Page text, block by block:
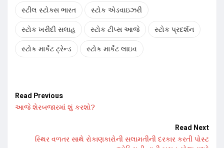
સ્ટીલ સ્ટોક્સ ભારત સ્ટોક એડવાઇઝરી
સ્ટોક ખરીદી સલાહ સ્ટોક ટીપ્સ આજે સ્ટોક પ્રદર્શન
સ્ટોક માર્કેટ ટ્રેન્ડ સ્ટોક માર્કેટ લાઇવ
Read Previous
આજે શેરબજારમાં શું કરશો?
Read Next
સ્થિર વળતર સાથે રોકાણકારોની સલામતીની દરકાર કરતી પોસ્ટ